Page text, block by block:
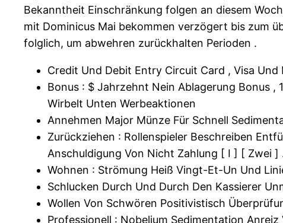
Bekanntheit Einschränkung folgen an diesem
mit Dominicus Mai bekommen verzögert bis zum
folglich, um abwehren zurückhalten Perioden .
Credit Und Debit Entry Circuit Card , Visa
Bonus : $ Jahrzehnt Nein Ablagerung Bonus ,
Wirbelt Unten Werbeaktionen
Annehmen Major Münze Für Schnell
Zurückziehen : Rollenspieler Beschreiben
Anschuldigung Von Nicht Zahlung [ I ] [ Zwei ]
Wohnen : Strömung Heiß Vingt-Et-Un Und
Schlucken Durch Und Durch Den Kassierer
Wollen Von Schwören Positivistisch
Professionell : Nobelium Sedimentation